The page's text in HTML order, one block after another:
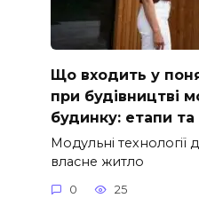
Що входить у
при будівництві
будинку: етапи та
Модульні
власне житло
0 25